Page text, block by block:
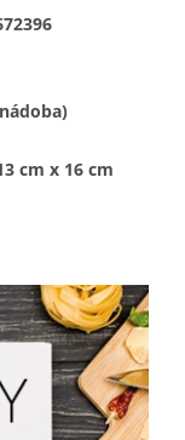
cm x 16 cm